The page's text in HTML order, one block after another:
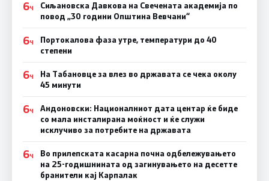
6Ч
Сиљановска Давкова на Свечената академија по
повод „30 години Општина Вевчани“
6Ч
Портокалова фаза утре, температури до 40
степени
6Ч
На Табановце за влез во државата се чека околу
45 минути
6Ч
Андоновски: Националниот дата центар ќе биде
со мала инсталирана моќност и ќе служи
исклучиво за потребите на државата
6Ч
Во прилепската касарна почна одбележувањето
на 25-годишнината од загинувањето на десетте
бранители кај Карпалак